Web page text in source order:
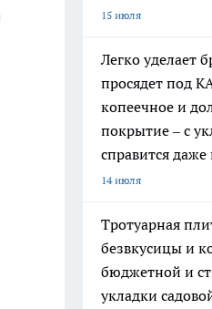
15 июля
Легко уделает
просядет под
копеечное и
покрытие – с
справится
14 июля
Тротуарная
безвкусицы и
бюджетной и
укладки